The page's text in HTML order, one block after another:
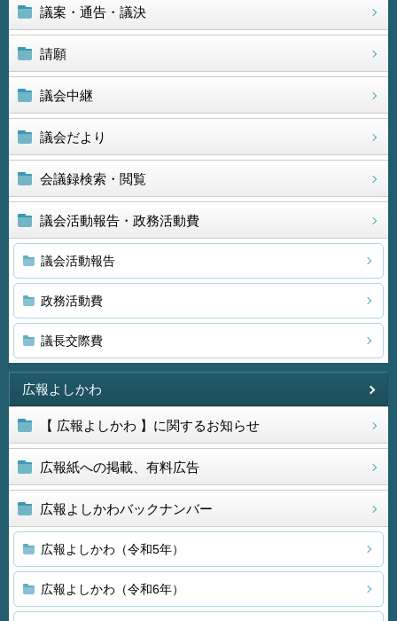
議案・通告・議決
請願
議会中継
議会だより
会議録検索・閲覧
議会活動報告・政務活動費
議会活動報告
政務活動費
議長交際費
広報よしかわ
【 広報よしかわ 】に関するお知らせ
広報紙への掲載、有料広告
広報よしかわバックナンバー
広報よしかわ（令和5年）
広報よしかわ（令和6年）